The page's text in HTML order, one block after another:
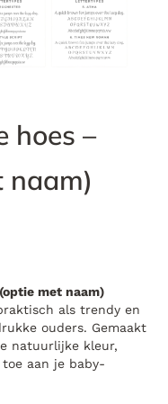
hoes –
naam)
met naam)
als trendy en
ouders. Gemaakt
natuurlijke kleur,
toe aan je baby-